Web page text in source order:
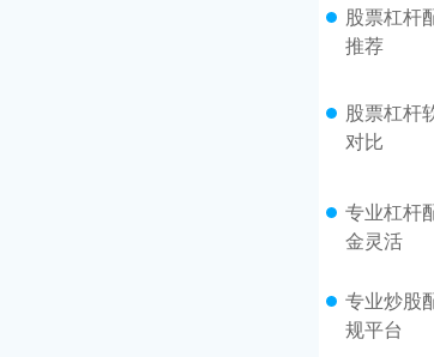
股票杠杆
推荐
股票杠杆
对比
专业杠杆
金灵活
专业炒股
规平台